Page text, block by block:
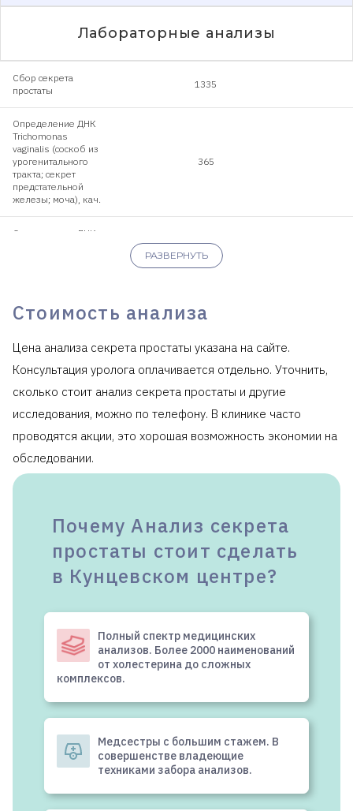
Лабораторные анализы
Сбор секрета
простаты
1335
Определение ДНК
Trichomonas
vaginalis (соскоб из
урогенитального
тракта; секрет
предстательной
железы; моча), кач.
365
Определение ДНК
железы; моча), кол.
695
Определение ДНК
Mycobacterium
tuberculosis complex
(соскоб из
урогенитального
предстательной
Клиника предоставляет справку дляналогового
РАЗВЕРНУТЬ
Стоимость анализа
Цена анализа секрета простаты указана на сайте.
Консультация уролога оплачивается отдельно. Уточнить,
сколько стоит анализ секрета простаты и другие
исследования, можно по телефону. В клинике часто
проводятся акции, это хорошая возможность экономии на
обследовании.
Почему Анализ секрета
простаты стоит сделать
в Кунцевском центре?
Полный спектр медицинских
анализов. Более 2000 наименований
от холестерина до сложных
комплексов.
Медсестры с большим стажем. В
совершенстве владеющие
техниками забора анализов.